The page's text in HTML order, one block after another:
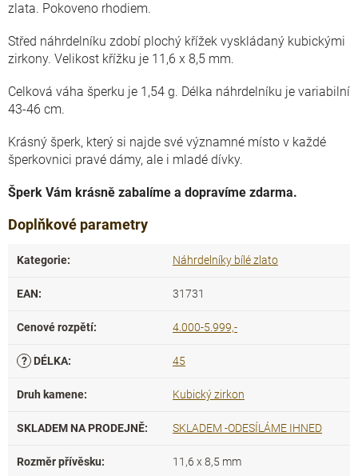
zlata. Pokoveno rhodiem.
Střed náhrdelníku zdobí plochý křížek vyskládaný kubickými
zirkony. Velikost křížku je 11,6 x 8,5 mm.
Celková váha šperku je 1,54 g. Délka náhrdelníku je variabilní
43-46 cm.
Krásný šperk, který si najde své významné místo v každé
šperkovnici pravé dámy, ale i mladé dívky.
Šperk Vám krásně zabalíme a dopravíme zdarma.
Doplňkové parametry
Kategorie: Náhrdelníky bílé zlato
EAN: 31731
Cenové rozpětí: 4.000-5.999,-
? DÉLKA: 45
Druh kamene: Kubický zirkon
SKLADEM NA PRODEJNĚ: SKLADEM -ODESÍLÁME IHNED
Rozměr přívěsku: 11,6 x 8,5 mm